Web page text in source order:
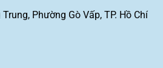
Phường Gò Vấp, TP. Hồ Chí